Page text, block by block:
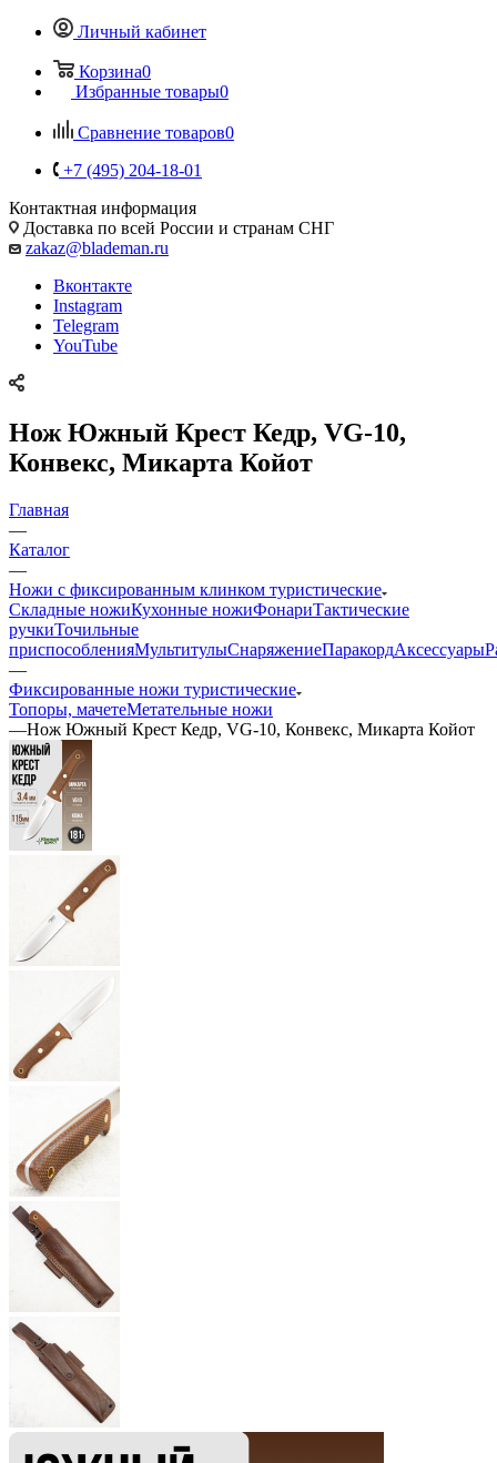
Личный кабинет
Корзина0
Избранные товары0
Сравнение товаров0
+7 (495) 204-18-01
Контактная информация
Доставка по всей России и странам СНГ
zakaz@blademan.ru
Вконтакте
Instagram
Telegram
YouTube
Нож Южный Крест Кедр, VG-10,
Конвекс, Микарта Койот
Главная
—
Каталог
—
Ножи с фиксированным клинком туристические
Складные ножиКухонные ножиФонариТактические
ручкиТочильные
приспособленияМультитулыСнаряжениеПаракордАксессуары
—
Фиксированные ножи туристические
Топоры, мачетеМетательные ножи
—Нож Южный Крест Кедр, VG-10, Конвекс, Микарта Койот